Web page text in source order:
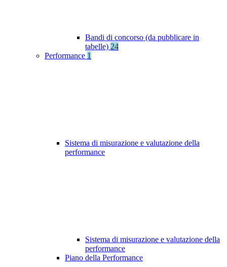
Bandi di concorso (da pubblicare in
tabelle) 24
Performance 1
Sistema di misurazione e valutazione della
performance
Sistema di misurazione e valutazione della
performance
Piano della Performance